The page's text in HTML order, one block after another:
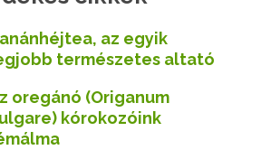
az egyik
természetes altató
oregánó (Origanum
kórokozóink